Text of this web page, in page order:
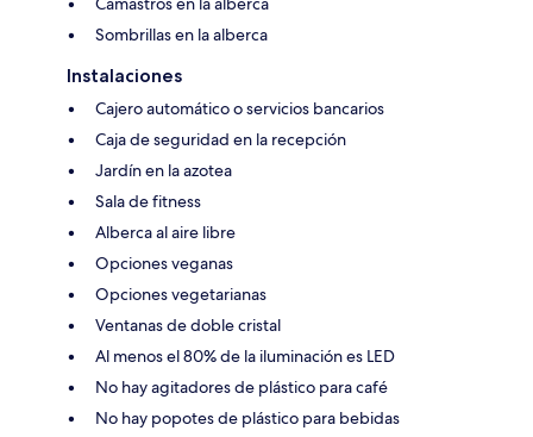
Sombrillas en la alberca
Instalaciones
Cajero automático o servicios bancarios
Caja de seguridad en la recepción
Jardín en la azotea
Sala de fitness
Alberca al aire libre
Opciones veganas
Opciones vegetarianas
Ventanas de doble cristal
Al menos el 80% de la iluminación es LED
No hay agitadores de plástico para café
No hay popotes de plástico para bebidas